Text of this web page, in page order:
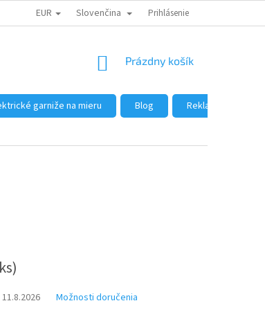
NÁKUPU U NÁS AKO NAKUPOVAŤ VEĽKOOBCHOD
EUR Slovenčina Prihlásenie
NÁKUPNÝ
Prázdny košík
garniže na mieru Blog
Reklamácie a
11.8.2026 Možnosti doručenia